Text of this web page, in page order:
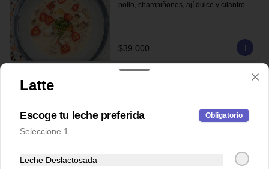
pollo, champiñones, ají dulce y cilantro.
$39.000
Latte
Escoge tu leche preferida Obligatorio
Seleccione 1
Leche Deslactosada